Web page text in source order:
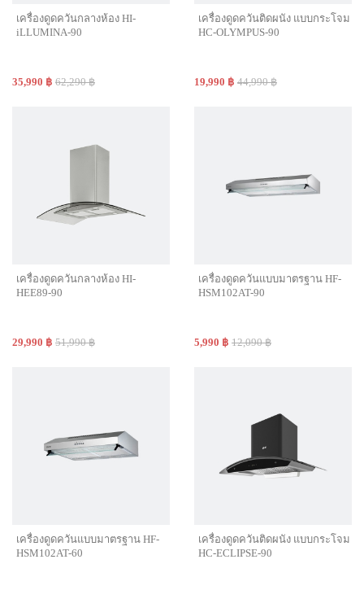
เครื่องดูดควันกลางห้อง HI-
iLLUMINA-90
35,990 ฿ 62,290 ฿
เครื่องดูดควันติดผนัง แบบกระโจม
HC-OLYMPUS-90
19,990 ฿ 44,990 ฿
เครื่องดูดควันกลางห้อง HI-
HEE89-90
29,990 ฿ 51,990 ฿
เครื่องดูดควันแบบมาตรฐาน HF-
HSM102AT-90
5,990 ฿ 12,090 ฿
เครื่องดูดควันแบบมาตรฐาน HF-
HSM102AT-60
เครื่องดูดควันติดผนัง แบบกระโจม
HC-ECLIPSE-90